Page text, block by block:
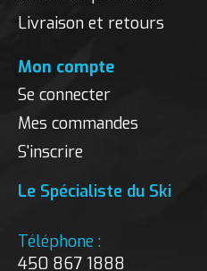
Livraison et retours
Mon compte
Se connecter
Mes commandes
S'inscrire
Le Spécialiste du Ski
Téléphone :
450 867 1888